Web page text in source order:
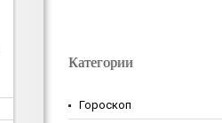
Категории
Гороскоп